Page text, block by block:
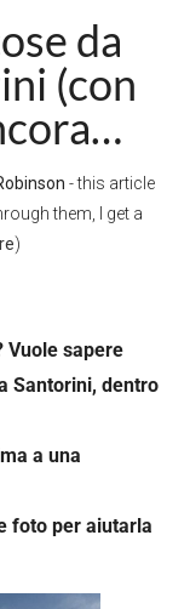
da
(con
- this article
them, I get a
)
Vuole sapere
Santorini, dentro
a una
foto per aiutarla